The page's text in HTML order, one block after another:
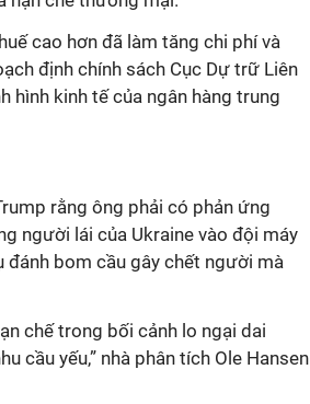
cao hơn đã làm tăng chi phí và
định chính sách Cục Dự trữ Liên
hình kinh tế của ngân hàng trung
rằng ông phải có phản ứng
người lái của Ukraine vào đội máy
đánh bom cầu gây chết người mà
chế trong bối cảnh lo ngại dai
cầu yếu,” nhà phân tích Ole Hansen